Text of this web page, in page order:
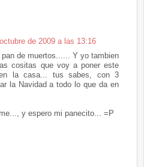
de 2009 a las 13:16
de muertos...... Y yo tambien
cositas que voy a poner este
la casa... tus sabes, con 3
la Navidad a todo lo que da en
y espero mi panecito... =P